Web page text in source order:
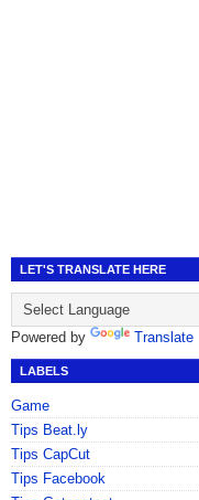
LET'S TRANSLATE HERE
Powered by Translate
LABELS
Game
Tips Beat.ly
Tips CapCut
Tips Facebook